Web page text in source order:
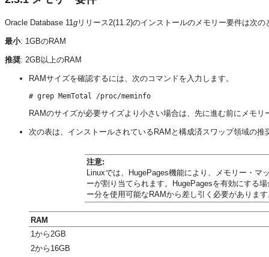
Oracle Database 11g リリース2(11.2)のインストールのメモリー要件は次の
最小: 1GBのRAM
推奨: 2GB以上のRAM
RAMサイズを確認するには、次のコマンドを入力します。
RAMのサイズが必要サイズより小さい場合は、先に進む前にメモリ
次の表は、インストールされているRAMと構成済スワップ領域の
注意:
Linuxでは、HugePages機能により、メモリー・マ
ーが割り当てられます。HugePagesを有効にする
ー分を使用可能なRAMから差し引く必要があります
RAM
1から2GB
2から16GB